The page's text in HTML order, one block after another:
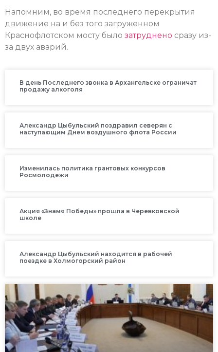
Напомним, во время последнего перекрытия
движение на и без того загруженном
Краснофлотском мосту было затруднено сразу из-
за двух аварий.
В день Последнего звонка в Архангельске ограничат
продажу алкоголя
Александр Цыбульский поздравил северян с
наступающим Днем воздушного флота России
Изменилась политика грантовых конкурсов
Росмолодежи
Акция «Знамя Победы» прошла в Черевковской
школе
Александр Цыбульский находится в рабочей
поездке в Холмогорский район